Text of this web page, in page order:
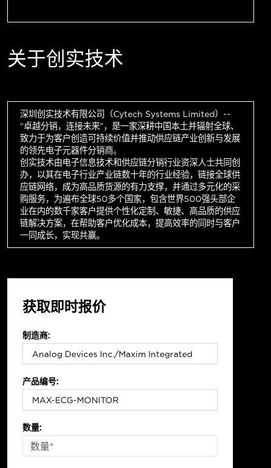
关于创实技术
深圳创实技术有限公司（Cytech Systems Limited）--
“卓越分销，连接未来”，是一家深耕中国本土并辐射全球、
致力于为客户创造可持续价值并推动供应链产业创新与发展
的领先电子元器件分销商。
创实技术由电子信息技术和供应链分销行业资深人士共同创
办，以其在电子行业产业链数十年的行业经验，链接全球供
应链网络，成为高品质货源的有力支撑，并通过多元化的采
购服务，为遍布全球50多个国家，包含世界500强头部企
业在内的数千家客户提供个性化定制、敏捷、高品质的供应
链解决方案，在帮助客户优化成本，提高效率的同时与客户
一同成长，实现共赢。
获取即时报价
制造商:
产品编号:
数量: